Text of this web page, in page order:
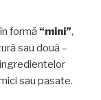
formă “mini”,
sau două –
sau pasate.